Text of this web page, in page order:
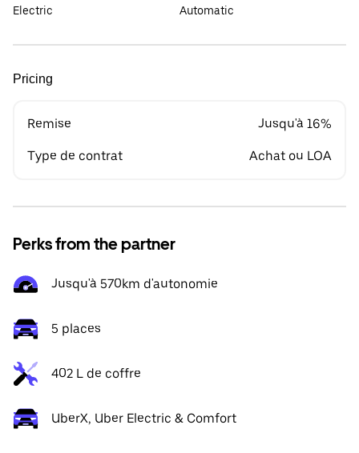
Electric
Automatic
Pricing
Remise Jusqu'à 16%
Type de contrat Achat ou LOA
Perks from the partner
Jusqu'à 570km d'autonomie
5 places
402 L de coffre
UberX, Uber Electric & Comfort